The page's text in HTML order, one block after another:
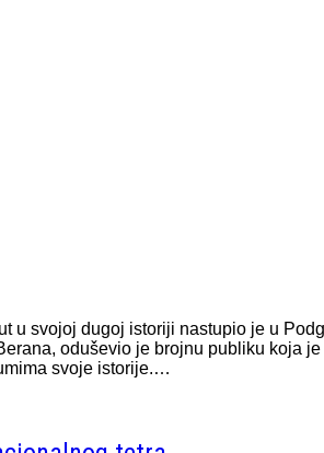
u svojoj dugoj istoriji nastupio je u
oduševio je brojnu publiku koja
svoje istorije.…